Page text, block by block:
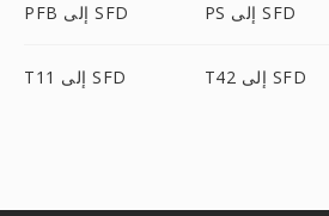
PFB إلى SFD PS إلى SFD
T11 إلى SFD T42 إلى SFD